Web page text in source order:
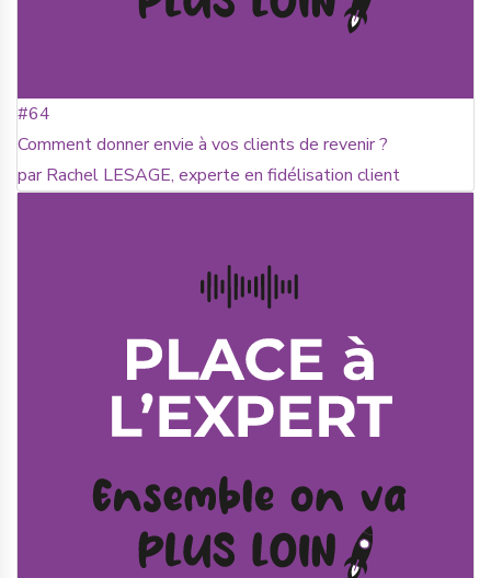
#64
Comment donner envie à vos clients de revenir ?
par Rachel LESAGE, experte en fidélisation client